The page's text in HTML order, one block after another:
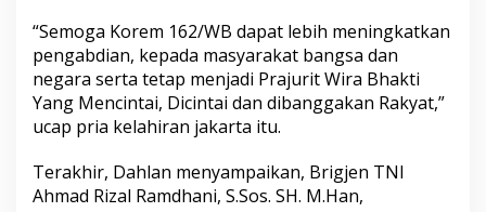
“Semoga Korem 162/WB dapat lebih meningkatkan
pengabdian, kepada masyarakat bangsa dan
negara serta tetap menjadi Prajurit Wira Bhakti
Yang Mencintai, Dicintai dan dibanggakan Rakyat,”
ucap pria kelahiran jakarta itu.
Terakhir, Dahlan menyampaikan, Brigjen TNI
Ahmad Rizal Ramdhani, S.Sos. SH. M.Han,